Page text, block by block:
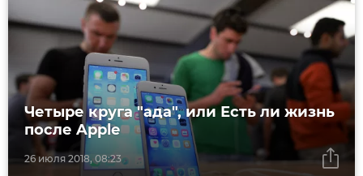
26 июля 2018, 08:23
Четыре круга "ада", или Есть ли жизнь
после Apple